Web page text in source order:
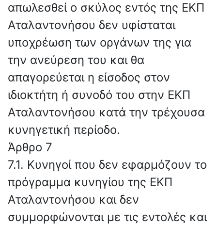
απωλεσθεί ο σκύλος εντός της ΕΚΠ
Αταλαντονήσου δεν υφίσταται
υποχρέωση των οργάνων της για
την ανεύρεση του και θα
απαγορεύεται η είσοδος στον
ιδιοκτήτη ή συνοδό του στην ΕΚΠ
Αταλαντονήσου κατά την τρέχουσα
κυνηγετική περίοδο.
Άρθρο 7
7.1. Κυνηγοί που δεν εφαρμόζουν το
πρόγραμμα κυνηγίου της ΕΚΠ
Αταλαντονήσου και δεν
συμμορφώνονται με τις εντολές και